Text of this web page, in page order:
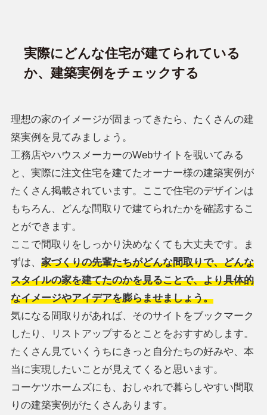
実際にどんな住宅が建てられている
か、建築実例をチェックする
理想の家のイメージが固まってきたら、たくさんの建
築実例を見てみましょう。
工務店やハウスメーカーのWebサイトを覗いてみる
と、実際に注文住宅を建てたオーナー様の建築実例が
たくさん掲載されています。ここで住宅のデザインは
もちろん、どんな間取りで建てられたかを確認するこ
とができます。
ここで間取りをしっかり決めなくても大丈夫です。ま
ずは、 家づくりの先輩たちがどんな間取りで、どんな
スタイルの家を建てたのかを見ることで、より具体的
なイメージやアイデアを膨らませましょう。
気になる間取りがあれば、そのサイトをブックマーク
したり、リストアップするとことをおすすめします。
たくさん見ていくうちにきっと自分たちの好みや、本
当に実現したいことが見えてくると思います。
コーケツホームズにも、おしゃれで暮らしやすい間取
りの建築実例がたくさんあります。